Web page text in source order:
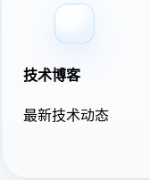
技术博客
最新技术动态